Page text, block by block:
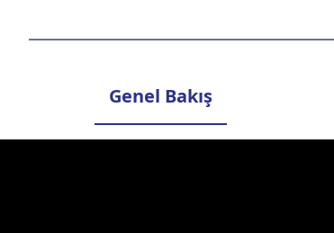
Genel Bakış